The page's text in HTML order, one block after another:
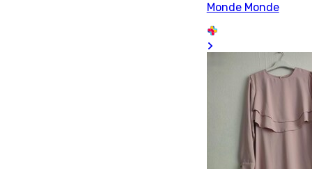
Monde Monde